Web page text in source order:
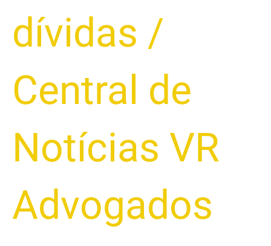
dívidas /
Central de
Notícias VR
Advogados